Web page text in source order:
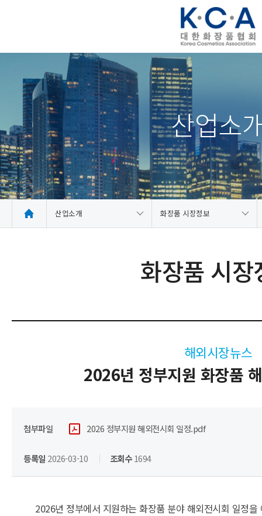
산업소
산업소개 화장품 시장정보
화장품 시장
해외시장뉴스
2026년 정부지원 화장품
첨부파일 2026 정부지원 해외전시회 일정.pdf
등록일 2026-03-10 조회수1694
2026년 정부에서 지원하는 화장품 분야 해외전시회 일정